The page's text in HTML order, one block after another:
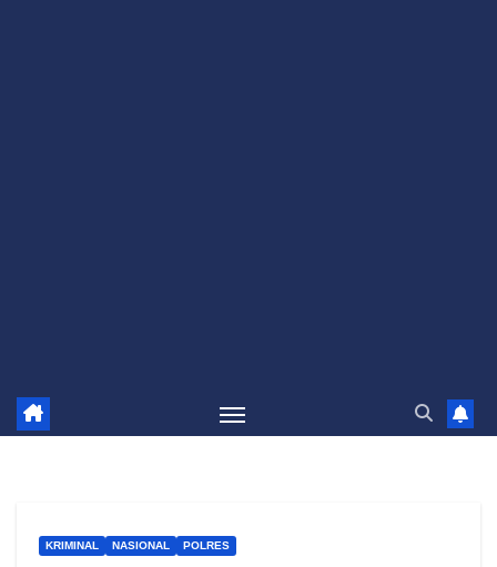
KRIMINAL NASIONAL POLRES